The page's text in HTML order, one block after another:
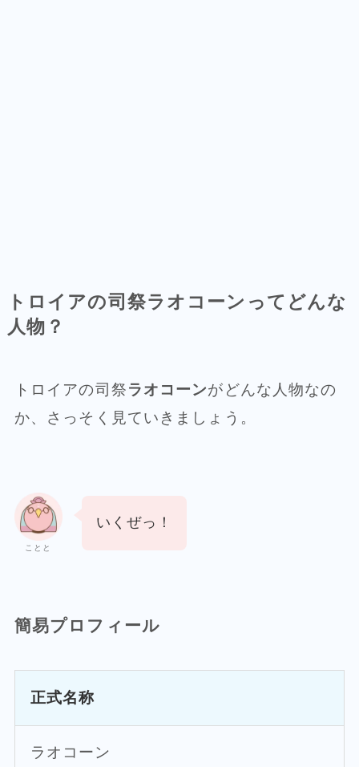
トロイアの司祭ラオコーンってどんな
人物？
トロイアの司祭ラオコーンがどんな人物なの
か、さっそく見ていきましょう。
ことと
いくぜっ！
簡易プロフィール
正式名称
ラオコーン